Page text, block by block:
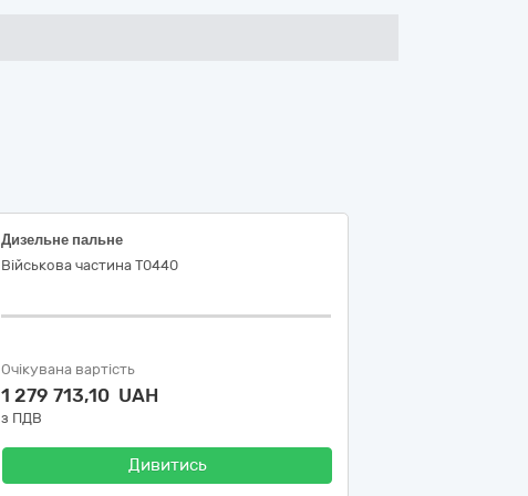
Дизельне пальне
Військова частина Т0440
Очікувана вартість
1 279 713,10 UAH
з ПДВ
Дивитись